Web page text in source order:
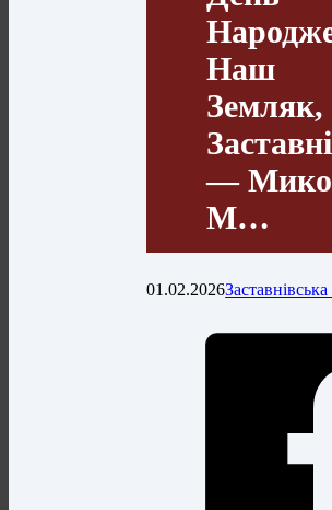
Наш
Земляк,
—
М…
01.02.2026